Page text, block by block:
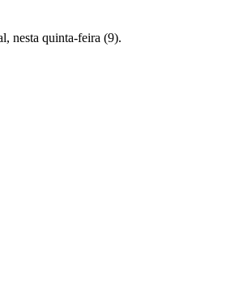
nesta quinta-feira (9).